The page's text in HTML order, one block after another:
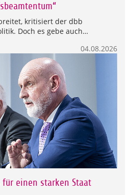
kritisiert der dbb
Doch es gebe auch…
04.08.2026
einen starken Staat